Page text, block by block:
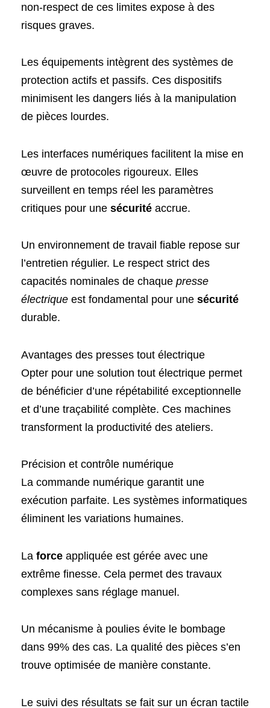
non-respect de ces limites expose à des
risques graves.
Les équipements intègrent des systèmes de
protection actifs et passifs. Ces dispositifs
minimisent les dangers liés à la manipulation
de pièces lourdes.
Les interfaces numériques facilitent la mise en
œuvre de protocoles rigoureux. Elles
surveillent en temps réel les paramètres
critiques pour une sécuritéaccrue.
Un environnement de travail fiable repose sur
l’entretien régulier. Le respect strict des
capacités nominales de chaque presse
électriqueest fondamental pour une sécurité
durable.
Avantages des presses tout électrique
Opter pour une solution tout électrique permet
de bénéficier d’une répétabilité exceptionnelle
et d’une traçabilité complète. Ces machines
transforment la productivité des ateliers.
Précision et contrôle numérique
La commande numérique garantit une
exécution parfaite. Les systèmes informatiques
éliminent les variations humaines.
La forceappliquée est gérée avec une
extrême finesse. Cela permet des travaux
complexes sans réglage manuel.
Un mécanisme à poulies évite le bombage
dans 99% des cas. La qualité des pièces s’en
trouve optimisée de manière constante.
Le suivi des résultats se fait sur un écran tactile